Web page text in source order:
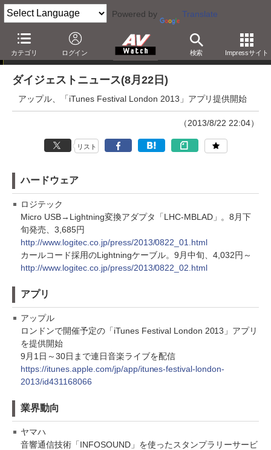
Powered by Translate
カテゴリ ログイン 検索 Impressサイト
ダイジェストニュース
ダイジェストニュース(8月22日)
アップル、「iTunes Festival London 2013」アプリ提供開始
（2013/8/22 22:04）
リスト
ハードウェア
ロジテック
Micro USB→Lightning変換アダプタ「LHC-MBLAD」。8月下
旬発売、3,685円
http://www.logitec.co.jp/press/2013/0822_01.html
カールコード採用のLightningケーブル。9月中旬、4,032円～
http://www.logitec.co.jp/press/2013/0822_02.html
アプリ
アップル
ロンドンで開催予定の「iTunes Festival London 2013」アプリ
を提供開始
9月1日～30日まで連日音楽ライブを配信
https://itunes.apple.com/jp/app/itunes-festival-london-
2013/id431168066
業界動向
ヤマハ
音響通信技術「INFOSOUND」を使ったスタンプラリーサービ